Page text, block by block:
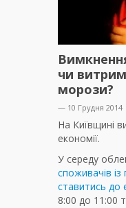
чи
морози?
— 10 Грудня 2014
На Київщині
економії.
У середу
споживачів
ставитись до
8:00 до 11:00